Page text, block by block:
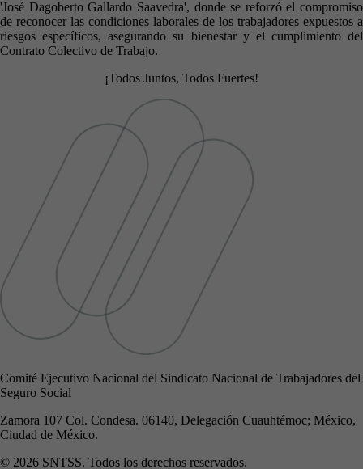
'José Dagoberto Gallardo Saavedra', donde se reforzó el compromiso
de reconocer las condiciones laborales de los trabajadores expuestos a
riesgos específicos, asegurando su bienestar y el cumplimiento del
Contrato Colectivo de Trabajo.
¡Todos Juntos, Todos Fuertes!
Comité Ejecutivo Nacional del Sindicato Nacional de Trabajadores del
Seguro Social
Zamora 107 Col. Condesa. 06140, Delegación Cuauhtémoc; México,
Ciudad de México.
© 2026 SNTSS. Todos los derechos reservados.